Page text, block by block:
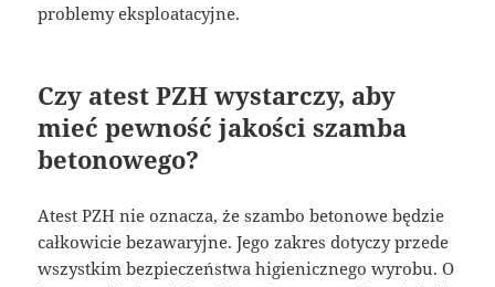
problemy eksploatacyjne.
Czy atest PZH wystarczy, aby
mieć pewność jakości szamba
betonowego?
Atest PZH nie oznacza, że szambo betonowe będzie
całkowicie bezawaryjne. Jego zakres dotyczy przede
wszystkim bezpieczeństwa higienicznego wyrobu. O